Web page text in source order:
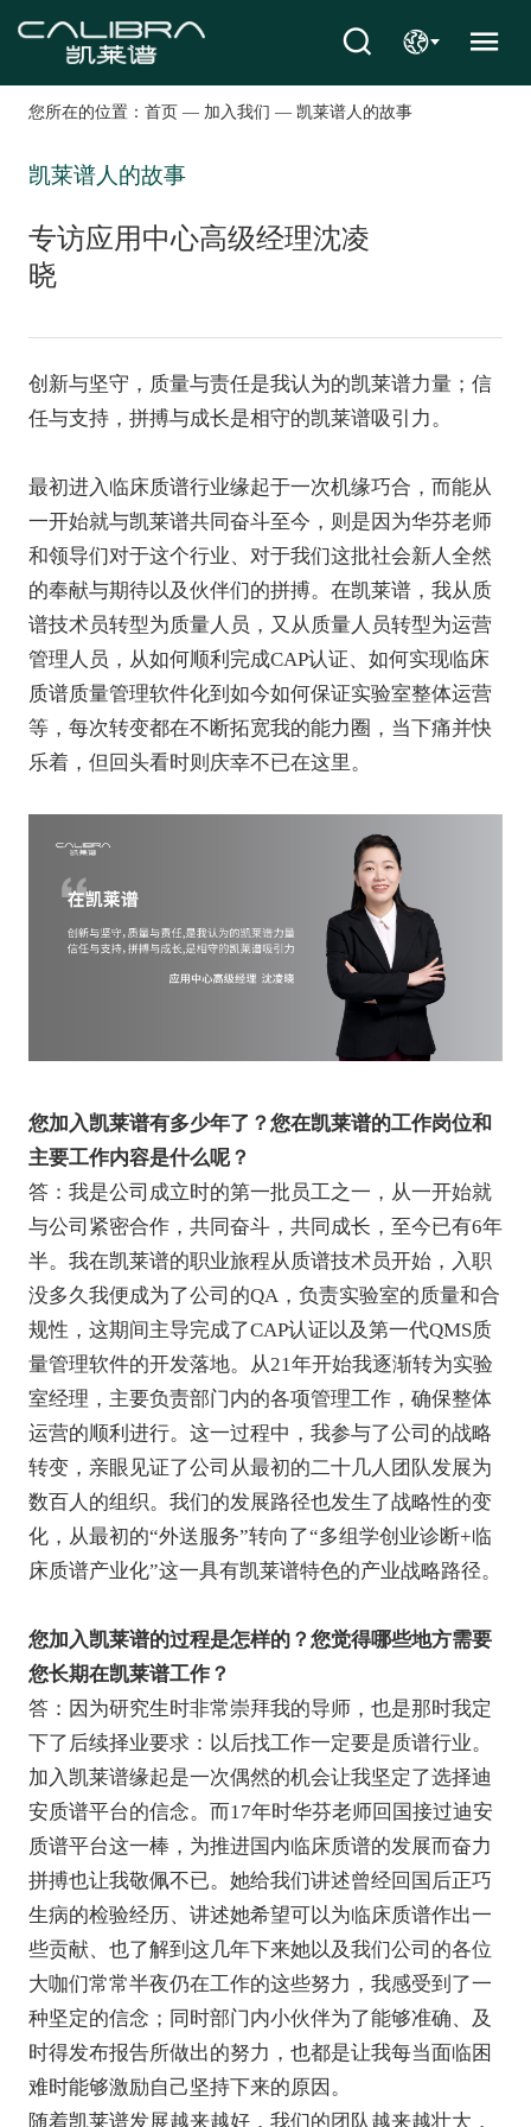
您所在的位置： 首页— 加入我们 — 凯莱谱人的故事
凯莱谱人的故事
专访应用中心高级经理沈凌
晓
创新与坚守，质量与责任是我认为的凯莱谱力量；信
任与支持，拼搏与成长是相守的凯莱谱吸引力。
最初进入临床质谱行业缘起于一次机缘巧合，而能从
一开始就与凯莱谱共同奋斗至今，则是因为华芬老师
和领导们对于这个行业、对于我们这批社会新人全然
的奉献与期待以及伙伴们的拼搏。在凯莱谱，我从质
谱技术员转型为质量人员，又从质量人员转型为运营
管理人员，从如何顺利完成CAP认证、如何实现临床
质谱质量管理软件化到如今如何保证实验室整体运营
等，每次转变都在不断拓宽我的能力圈，当下痛并快
乐着，但回头看时则庆幸不已在这里。
您加入凯莱谱有多少年了？您在凯莱谱的工作岗位和
主要工作内容是什么呢？
答：我是公司成立时的第一批员工之一，从一开始就
与公司紧密合作，共同奋斗，共同成长，至今已有6年
半。我在凯莱谱的职业旅程从质谱技术员开始，入职
没多久我便成为了公司的QA，负责实验室的质量和合
规性，这期间主导完成了CAP认证以及第一代QMS质
量管理软件的开发落地。从21年开始我逐渐转为实验
室经理，主要负责部门内的各项管理工作，确保整体
运营的顺利进行。这一过程中，我参与了公司的战略
转变，亲眼见证了公司从最初的二十几人团队发展为
数百人的组织。我们的发展路径也发生了战略性的变
化，从最初的“外送服务”转向了“多组学创业诊断+临
床质谱产业化”这一具有凯莱谱特色的产业战略路径。
您加入凯莱谱的过程是怎样的？您觉得哪些地方需要
您长期在凯莱谱工作？
答：因为研究生时非常崇拜我的导师，也是那时我定
下了后续择业要求：以后找工作一定要是质谱行业。
加入凯莱谱缘起是一次偶然的机会让我坚定了选择迪
安质谱平台的信念。而17年时华芬老师回国接过迪安
质谱平台这一棒，为推进国内临床质谱的发展而奋力
拼搏也让我敬佩不已。她给我们讲述曾经回国后正巧
生病的检验经历、讲述她希望可以为临床质谱作出一
些贡献、也了解到这几年下来她以及我们公司的各位
大咖们常常半夜仍在工作的这些努力，我感受到了一
种坚定的信念；同时部门内小伙伴为了能够准确、及
时得发布报告所做出的努力，也都是让我每当面临困
难时能够激励自己坚持下来的原因。
随着凯莱谱发展越来越好，我们的团队越来越壮大，